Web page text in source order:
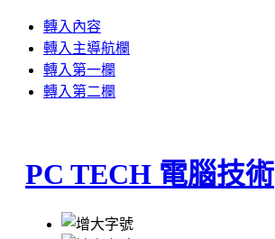
轉入內容
轉入主導航欄
轉入第一欄
轉入第二欄
PC TECH 電腦技術